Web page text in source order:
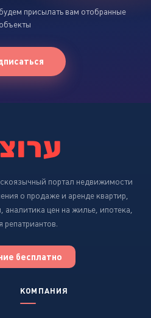
присылать вам отобранные
объекты
портал недвижимости
о продаже и аренде квартир,
цен на жилье, ипотека,
бесплатно
КОМПАНИЯ